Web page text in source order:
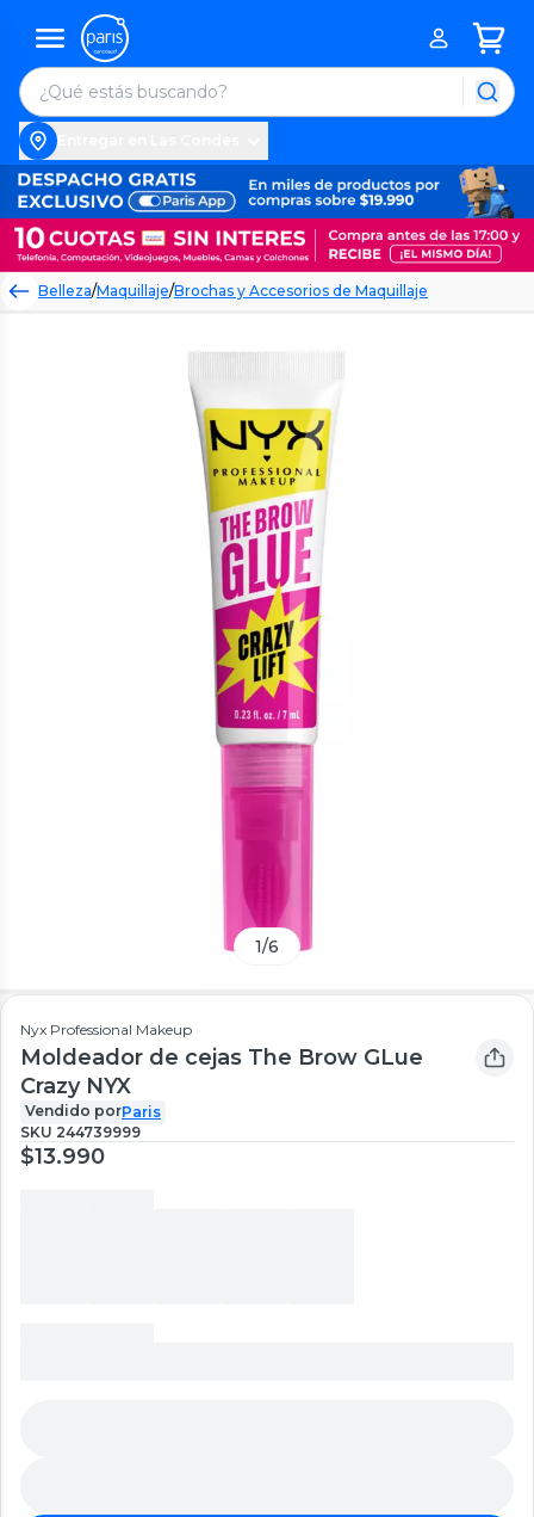
Belleza/Maquillaje/Brochas y Accesorios de Maquillaje
1/6
Nyx Professional Makeup
Moldeador de cejas The Brow GLue
Crazy NYX
Vendido porParis
SKU 244739999
$13.990